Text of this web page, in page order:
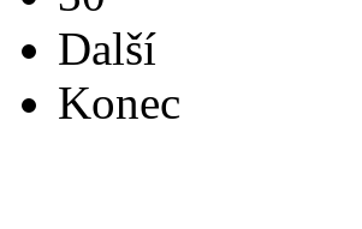
Další
Konec